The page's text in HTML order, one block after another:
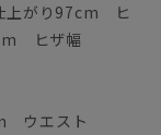
上がり97cm ヒ
ヒザ幅
ウエスト